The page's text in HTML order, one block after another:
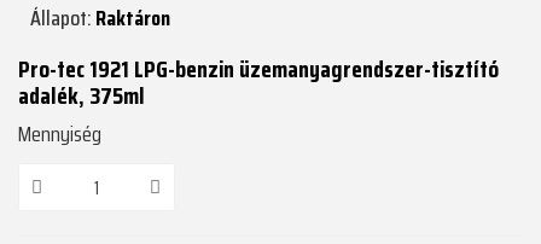
Állapot:Raktáron
Pro-tec 1921 LPG-benzin üzemanyagrendszer-tisztító
adalék, 375ml
Mennyiség